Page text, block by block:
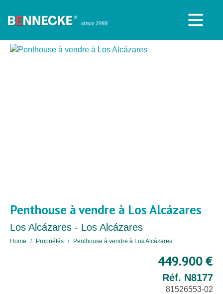
Penthouse à vendre à Los Alcázares
Los Alcázares - Los Alcázares
Home Propriétés Penthouse à vendre à Los Alcázares
449.900 €
Réf. N8177
81526553-02